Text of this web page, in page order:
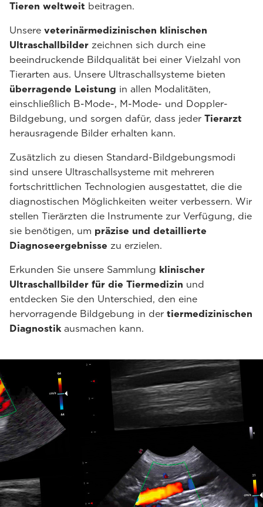
Tieren weltweit beitragen.
Unsere veterinärmedizinischen klinischen
Ultraschallbilder zeichnen sich durch eine
beeindruckende Bildqualität bei einer Vielzahl von
Tierarten aus. Unsere Ultraschallsysteme bieten
überragende Leistung in allen Modalitäten,
einschließlich B-Mode-, M-Mode- und Doppler-
Bildgebung, und sorgen dafür, dass jeder Tierarzt
herausragende Bilder erhalten kann.
Zusätzlich zu diesen Standard-Bildgebungsmodi
sind unsere Ultraschallsysteme mit mehreren
fortschrittlichen Technologien ausgestattet, die die
diagnostischen Möglichkeiten weiter verbessern. Wir
stellen Tierärzten die Instrumente zur Verfügung, die
sie benötigen, um präzise und detaillierte
Diagnoseergebnisse zu erzielen.
Erkunden Sie unsere Sammlung klinischer
Ultraschallbilder für die Tiermedizin und
entdecken Sie den Unterschied, den eine
hervorragende Bildgebung in der tiermedizinischen
Diagnostikausmachen kann.